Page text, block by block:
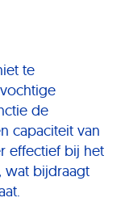
te
de
capaciteit van
effectief bij het
wat bijdraagt